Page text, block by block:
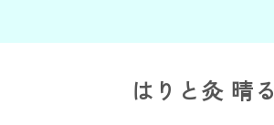
はりと灸 晴る